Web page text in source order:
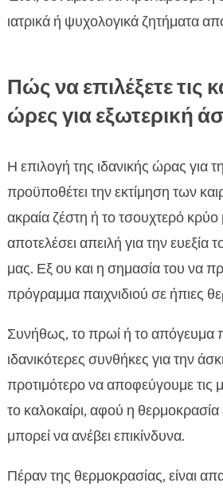
ιατρικά ή ψυχολογικά ζητήματα
Πώς να επιλέξετε τις
ώρες για εξωτερική
Η επιλογή της ιδανικής ώρας για
προϋποθέτει την εκτίμηση των
ακραία ζέστη ή το τσουχτερό κρύο
αποτελέσει απειλή για την ευεξία
μας. Εξ ου και η σημασία του να
πρόγραμμα παιχνιδιού σε ήπιες
Συνήθως, το πρωί ή το απόγευμα
ιδανικότερες συνθήκες για την
προτιμότερο να αποφεύγουμε τις
το καλοκαίρι, αφού η θερμοκρασία
μπορεί να ανέβει επικίνδυνα.
Πέραν της θερμοκρασίας, είναι